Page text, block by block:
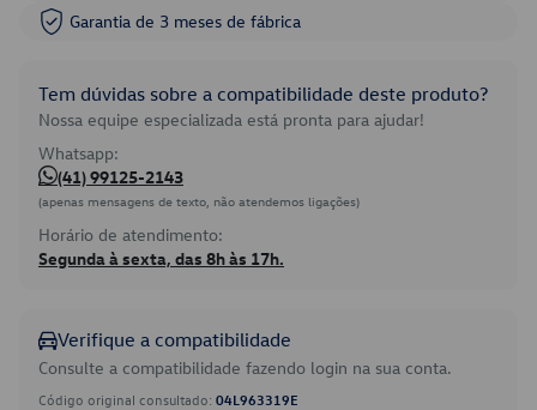
Garantia de 3 meses de fábrica
Tem dúvidas sobre a compatibilidade deste produto?
Nossa equipe especializada está pronta para ajudar!
Whatsapp:
(41) 99125-2143
(apenas mensagens de texto, não atendemos ligações)
Horário de atendimento:
Segunda à sexta, das 8h às 17h.
Verifique a compatibilidade
Consulte a compatibilidade fazendo login na sua conta.
Código original consultado: 04L963319E